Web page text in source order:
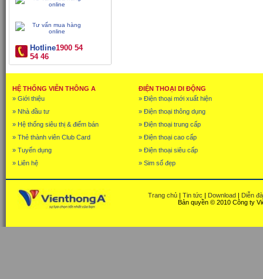
Hotline1900 54
54 46
HỆ THỐNG VIỄN THÔNG A
» Giới thiệu
» Nhà đầu tư
» Hệ thống siêu thị & điểm bán
» Thẻ thành viên Club Card
» Tuyển dụng
» Liên hệ
ĐIỆN THOẠI DI ĐỘNG
» Điện thoại mới xuất hiện
» Điện thoại thông dụng
» Điện thoại trung cấp
» Điện thoại cao cấp
» Điện thoại siêu cấp
» Sim số đẹp
Trang chủ | Tin tức | Download | Diễn
Bản quyền © 2010 Công ty